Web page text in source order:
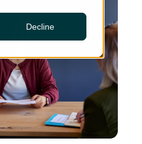
Decline